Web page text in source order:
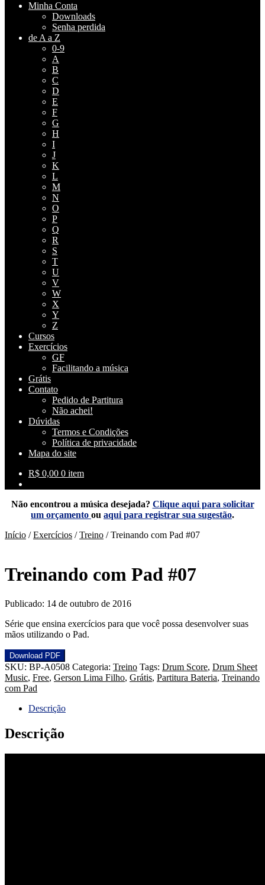
Minha Conta
Downloads
Senha perdida
de A a Z
0-9
A
B
C
D
E
F
G
H
I
J
K
L
M
N
O
P
Q
R
S
T
U
V
W
X
Y
Z
Cursos
Exercícios
GF
Facilitando a música
Grátis
Contato
Pedido de Partitura
Não achei!
Dúvidas
Termos e Condições
Política de privacidade
Mapa do site
R$ 0,00 0 item
Não encontrou a música desejada? Clique aqui para solicitar
um orçamento ou aqui para registrar sua sugestão.
Início /Exercícios /Treino /Treinando com Pad #07
Treinando com Pad #07
Publicado: 14 de outubro de 2016
Série que ensina exercícios para que você possa desenvolver suas
mãos utilizando o Pad.
Download PDF
SKU: BP-A0508 Categoria: Treino Tags: Drum Score, Drum Sheet
Music, Free, Gerson Lima Filho, Grátis, Partitura Bateria, Treinando
com Pad
Descrição
Descrição